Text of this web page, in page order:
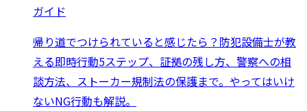
ガイド
帰り道でつけられていると感じたら？防犯設備士が教
える即時行動5ステップ、証拠の残し方、警察への相
談方法、ストーカー規制法の保護まで。やってはいけ
ないNG行動も解説。